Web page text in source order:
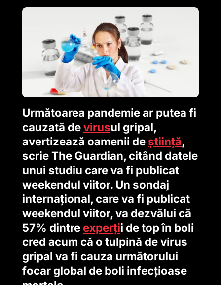
Următoarea pandemie ar putea fi
cauzată devirusul gripal,
avertizează oamenii de ştiinţă,
scrie The Guardian, citând datele
unui studiu care va fi publicat
weekendul viitor. Un sondaj
internaţional, care va fi publicat
weekendul viitor, va dezvălui că
57% dintre experţii de top în boli
cred acum că o tulpină de virus
gripal va fi cauza următorului
focar global de boli infecţioase